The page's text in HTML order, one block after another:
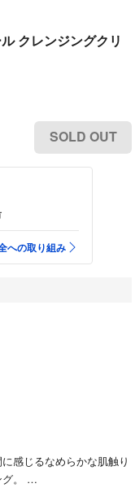
クレンジングクリ
SOLD OUT
への取り組み
感じるなめらかな肌触り
。